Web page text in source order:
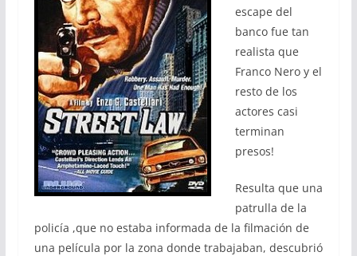
escape del
banco fue tan
realista que
Franco Nero y el
resto de los
actores casi
terminan
presos!
Resulta que una
patrulla de la
policía ,que no estaba informada de la filmación de
una película por la zona donde trabajaban, descubrió